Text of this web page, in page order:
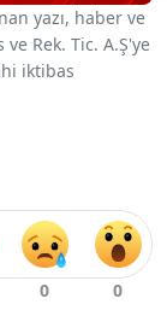
yazı, haber ve
Rek. Tic. A.Ş'ye
iktibas